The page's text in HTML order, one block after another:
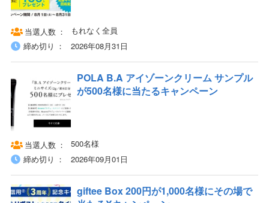
当選人数
もれなく全員
締め切り
2026年08月31日
POLA B.A アイゾーンクリーム サンプル
が500名様に当たるキャンペーン
当選人数
500名様
締め切り
2026年09月01日
giftee Box 200円が1,000名様にその場で